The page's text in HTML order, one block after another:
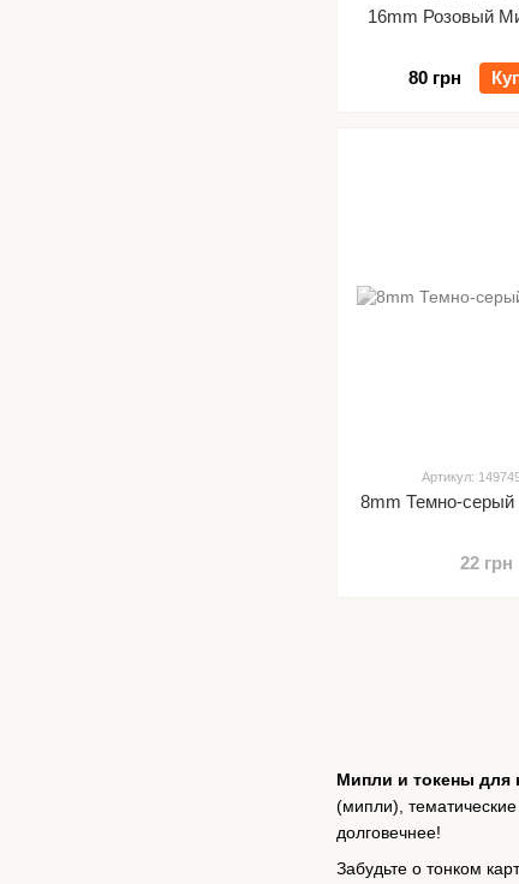
Мипли и токены для
(мипли),
долговечнее!
Забудьте о тонком
16mm Розовый
80 грн
Артикул:
8mm Темно-серый
22 грн